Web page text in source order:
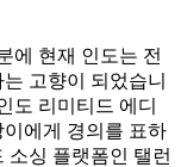
에 현재 인도는 전
고향이 되었습니
도 리미티드 에디
에게 경의를 표하
소싱 플랫폼인 탤런